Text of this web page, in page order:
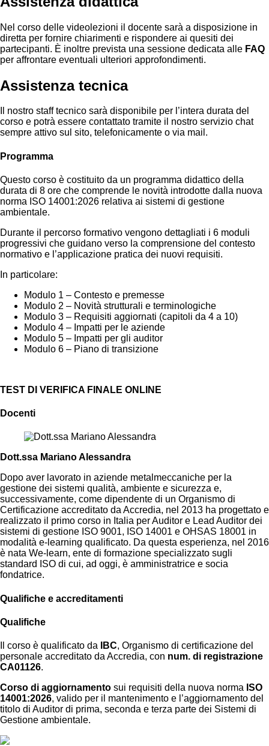
Nel corso delle videolezioni il docente sarà a disposizione in
diretta per fornire chiarimenti e rispondere ai quesiti dei
partecipanti. È inoltre prevista una sessione dedicata alle FAQ
per affrontare eventuali ulteriori approfondimenti.
Assistenza tecnica
Il nostro staff tecnico sarà disponibile per l’intera durata del
corso e potrà essere contattato tramite il nostro servizio chat
sempre attivo sul sito, telefonicamente o via mail.
Programma
Questo corso è costituito da un programma didattico della
durata di 8 ore che comprende le novità introdotte dalla nuova
norma ISO 14001:2026 relativa ai sistemi di gestione
ambientale.
Durante il percorso formativo vengono dettagliati i 6 moduli
progressivi che guidano verso la comprensione del contesto
normativo e l’applicazione pratica dei nuovi requisiti.
In particolare:
Modulo 1 – Contesto e premesse
Modulo 2 – Novità strutturali e terminologiche
Modulo 3 – Requisiti aggiornati (capitoli da 4 a 10)
Modulo 4 – Impatti per le aziende
Modulo 5 – Impatti per gli auditor
Modulo 6 – Piano di transizione
TEST DI VERIFICA FINALE ONLINE
Docenti
Dott.ssa Mariano Alessandra
Dopo aver lavorato in aziende metalmeccaniche per la
gestione dei sistemi qualità, ambiente e sicurezza e,
successivamente, come dipendente di un Organismo di
Certificazione accreditato da Accredia, nel 2013 ha progettato e
realizzato il primo corso in Italia per Auditor e Lead Auditor dei
sistemi di gestione ISO 9001, ISO 14001 e OHSAS 18001 in
modalità e-learning qualificato. Da questa esperienza, nel 2016
è nata We-learn, ente di formazione specializzato sugli
standard ISO di cui, ad oggi, è amministratrice e socia
fondatrice.
Qualifiche e accreditamenti
Qualifiche
Il corso è qualificato da IBC, Organismo di certificazione del
personale accreditato da Accredia, con num. di registrazione
CA01126.
Corso di aggiornamento sui requisiti della nuova norma ISO
14001:2026, valido per il mantenimento e l’aggiornamento del
titolo di Auditor di prima, seconda e terza parte dei Sistemi di
Gestione ambientale.